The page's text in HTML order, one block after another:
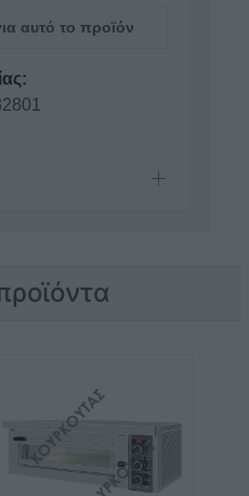
αυτό το προϊόν